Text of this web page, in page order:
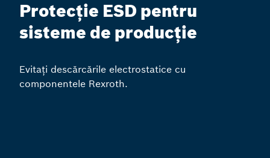
Protecție ESD pentru
sisteme de producție
Evitați descărcările electrostatice cu
componentele Rexroth.